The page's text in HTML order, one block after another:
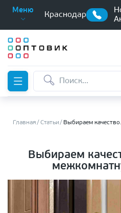
Меню
Краснодар
Главная Статьи Выбираем
Выбираем